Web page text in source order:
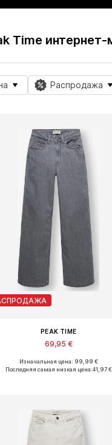
Time интернет-
Распродажа
PEAK TIME
69,95 €
Доступно множество размеров
Изначальная цена: 99,99 €
Последняя самая низкая цена:41,97 €